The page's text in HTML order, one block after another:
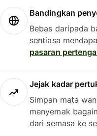
Bandingkan
Bebas daripada
sentiasa
pasaran
Jejak kadar
Simpan mata
menyemak
dari semasa ke